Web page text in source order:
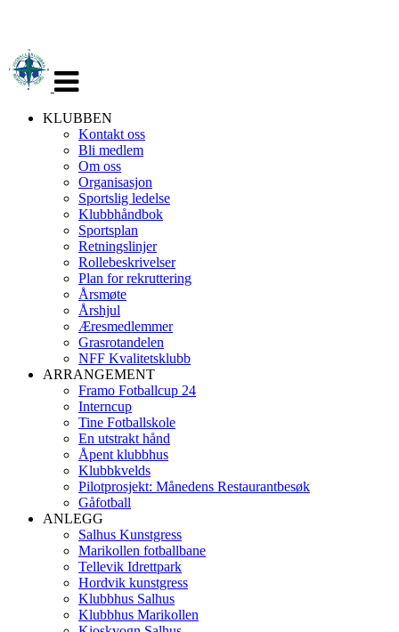
navigasjon
KLUBBEN
Kontakt oss
Bli medlem
Om oss
Organisasjon
Sportslig ledelse
Klubbhåndbok
Sportsplan
Retningslinjer
Rollebeskrivelser
Plan for rekruttering
Årsmøte
Årshjul
Æresmedlemmer
Grasrotandelen
NFF Kvalitetsklubb
ARRANGEMENT
Framo Fotballcup 24
Interncup
Tine Fotballskole
En utstrakt hånd
Åpent klubbhus
Klubbkvelds
Pilotprosjekt: Månedens Restaurantbesøk
Gåfotball
ANLEGG
Salhus Kunstgress
Marikollen fotballbane
Tellevik Idrettpark
Hordvik kunstgress
Klubbhus Salhus
Klubbhus Marikollen